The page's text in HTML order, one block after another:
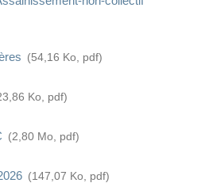
54,16 Ko , pdf
Ko , pdf
2,80 Mo , pdf
147,07 Ko , pdf